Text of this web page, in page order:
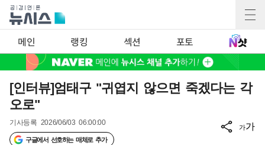
메인 랭킹 섹션 포토
[인터뷰]엄태구 "귀엽지 않으면 죽겠다는 각
오로"
기사등록 2026/06/03 06:00:00
구글에서 선호하는 매체로 추가
가가